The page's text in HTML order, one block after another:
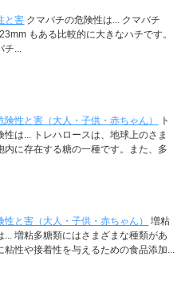
と害 クマバチの危険性は... クマバチ
もある比較的に大きなハチです。
...
険性と害（大人・子供・赤ちゃん）
ト
性は... トレハロースは、地球上のさま
内に存在する糖の一種です。また、多
と害（大人・子供・赤ちゃん）
増粘
... 増粘多糖類にはさまざまな種類があ
粘性や接着性を与えるための食品添加...